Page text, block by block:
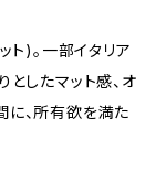
ト)。一部イタリア
としたマット感、オ
に、所有欲を満た